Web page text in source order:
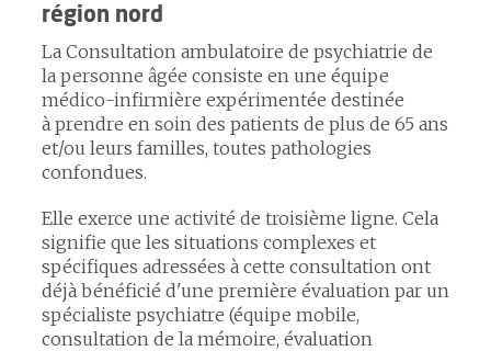
région nord
La Consultation ambulatoire de psychiatrie de
la personne âgée consiste en une équipe
médico-infirmière expérimentée destinée
à prendre en soin des patients de plus de 65 ans
et/ou leurs familles, toutes pathologies
confondues.
Elle exerce une activité de troisième ligne. Cela
signifie que les situations complexes et
spécifiques adressées à cette consultation ont
déjà bénéficié d'une première évaluation par un
spécialiste psychiatre (équipe mobile,
consultation de la mémoire, évaluation